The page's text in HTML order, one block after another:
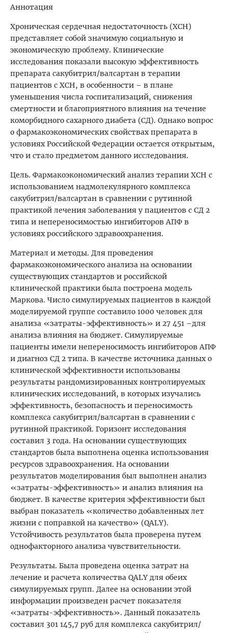
Аннотация
Хроническая сердечная недостаточность (ХСН)
представляет собой значимую социальную и
экономическую проблему. Клинические
исследования показали высокую эффективность
препарата сакубитрил/валсартан в терапии
пациентов с ХСН, в особенности – в плане
уменьшения числа госпитализаций, снижения
смертности и благоприятного влияния на течение
коморбидного сахарного диабета (СД). Однако вопрос
о фармакоэкономических свойствах препарата в
условиях Российской Федерации остается открытым,
что и стало предметом данного исследования.
Цель. Фармакоэкономический анализ терапии ХСН с
использованием надмолекулярного комплекса
сакубитрил/валсартан в сравнении с рутинной
практикой лечения заболевания у пациентов с СД 2
типа и непереносимостью ингибиторов АПФ в
условиях российского здравоохранения.
Материал и методы. Для проведения
фармакоэкономического анализа на основании
существующих стандартов и российской
клинической практики была построена модель
Маркова. Число симулируемых пациентов в каждой
моделируемой группе составило 1000 человек для
анализа «затраты-эффективность» и 27 451 –для
анализа влияния на бюджет. Симулируемые
пациенты имели непереносимость ингибиторов АПФ
и диагноз СД 2 типа. В качестве источника данных о
клинической эффективности использованы
результаты рандомизированных контролируемых
клинических исследований, в которых изучались
эффективность, безопасность и переносимость
комплекса сакубитрил/валсартан в сравнении с
рутинной практикой. Горизонт исследования
составил 3 года. На основании существующих
стандартов была выполнена оценка использования
ресурсов здравоохранения. На основании
результатов моделирования был выполнен анализ
«затраты-эффективность» и анализ влияния на
бюджет. В качестве критерия эффективности был
выбран показатель «количество добавленных лет
жизни с поправкой на качество» (QALY).
Устойчивость результатов была проверена путем
однофакторного анализа чувствительности.
Результаты. Была проведена оценка затрат на
лечение и расчета количества QALY для обеих
симулируемых групп. Далее на основании этой
информации произведен расчет показателя
«затраты-эффективность». Данный показатель
составил 301 145,7 руб для комплекса сакубитрил/